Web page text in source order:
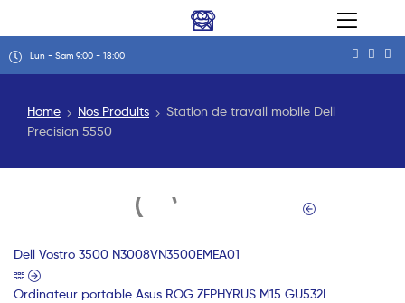
Lun - Sam 9:00 - 18:00
Home Nos Produits
Station de travail mobile Dell
Precision 5550
Dell Vostro 3500 N3008VN3500EMEA01
Ordinateur portable Asus ROG ZEPHYRUS M15 GU532L